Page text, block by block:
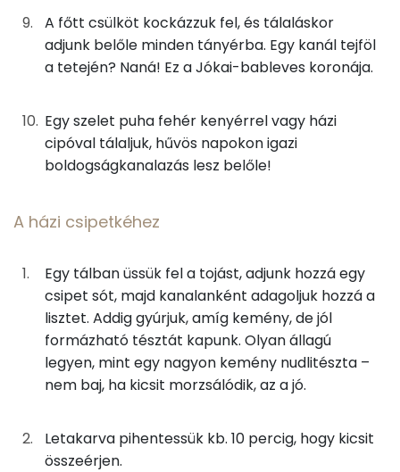
Kálcium
297 mg
Vas
11 mg
Magnézium
197 mg
Foszfor
559 mg
Mangán
2 mg
Szénhidrát
Összesen
87.8 g
Élelmi rost
16 mg
A főtt csülköt kockázzuk fel, és tálaláskor
adjunk belőle minden tányérba. Egy kanál tejföl
a tetején? Naná! Ez a Jókai-bableves koronája.
Egy szelet puha fehér kenyérrel vagy házi
cipóval tálaljuk, hűvös napokon igazi
boldogságkanalazás lesz belőle!
A házi csipetkéhez
Egy tálban üssük fel a tojást, adjunk hozzá egy
csipet sót, majd kanalanként adagoljuk hozzá a
lisztet. Addig gyúrjuk, amíg kemény, de jól
formázható tésztát kapunk. Olyan állagú
legyen, mint egy nagyon kemény nudlitészta –
nem baj, ha kicsit morzsálódik, az a jó.
Letakarva pihentessük kb. 10 percig, hogy kicsit
összeérjen.